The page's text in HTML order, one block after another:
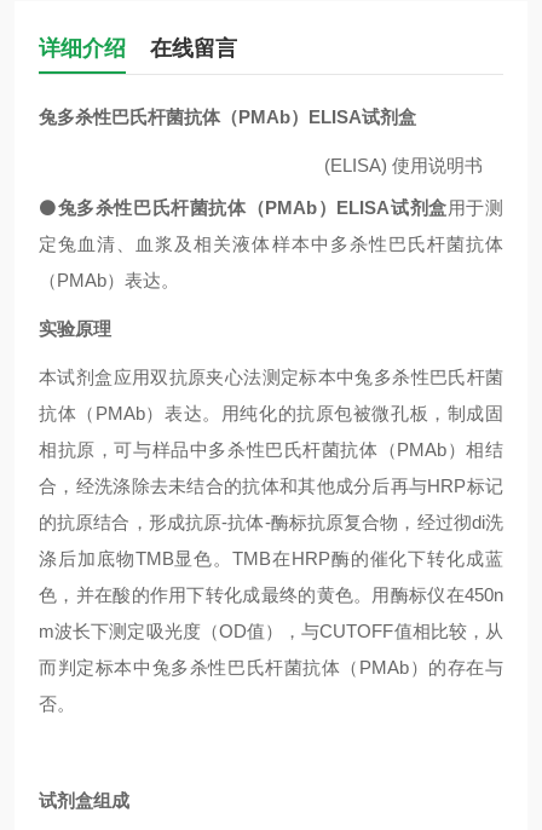
详细介绍 在线留言
兔多杀性巴氏杆菌抗体（PMAb）ELISA试剂盒
(ELISA) 使用说明书
⚫兔多杀性巴氏杆菌抗体（PMAb）ELISA试剂盒用于测
定兔血清、血浆及相关液体样本中多杀性巴氏杆菌抗体
（PMAb）表达。
实验原理
本试剂盒应用双抗原夹心法测定标本中兔多杀性巴氏杆菌
抗体（PMAb）表达。用纯化的抗原包被微孔板，制成固
相抗原，可与样品中多杀性巴氏杆菌抗体（PMAb）相结
合，经洗涤除去未结合的抗体和其他成分后再与HRP标记
的抗原结合，形成抗原-抗体-酶标抗原复合物，经过彻di洗
涤后加底物TMB显色。TMB在HRP酶的催化下转化成蓝
色，并在酸的作用下转化成最终的黄色。用酶标仪在450n
m波长下测定吸光度（OD值），与CUTOFF值相比较，从
而判定标本中兔多杀性巴氏杆菌抗体（PMAb）的存在与
否。
试剂盒组成